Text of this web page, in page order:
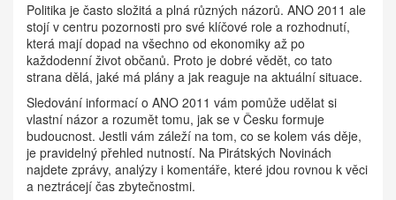
Politika je často složitá a plná různých názorů. ANO 2011 ale
stojí v centru pozornosti pro své klíčové role a rozhodnutí,
která mají dopad na všechno od ekonomiky až po
každodenní život občanů. Proto je dobré vědět, co tato
strana dělá, jaké má plány a jak reaguje na aktuální situace.
Sledování informací o ANO 2011 vám pomůže udělat si
vlastní názor a rozumět tomu, jak se v Česku formuje
budoucnost. Jestli vám záleží na tom, co se kolem vás děje,
je pravidelný přehled nutností. Na Pirátských Novinách
najdete zprávy, analýzy i komentáře, které jdou rovnou k věci
a neztrácejí čas zbytečnostmi.